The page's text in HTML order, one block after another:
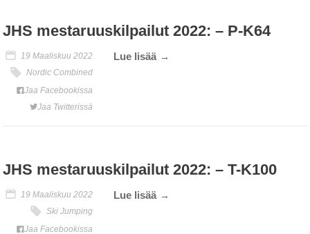
JHS mestaruuskilpailut 2022: – P-K64
19 Maaliskuu 2022
Nordic Combined
Jaa Facebookissa
Jaa Twitterissä
Lue lisää
JHS mestaruuskilpailut 2022: – T-K100
19 Maaliskuu 2022
Ski Jumping
Jaa Facebookissa
Lue lisää